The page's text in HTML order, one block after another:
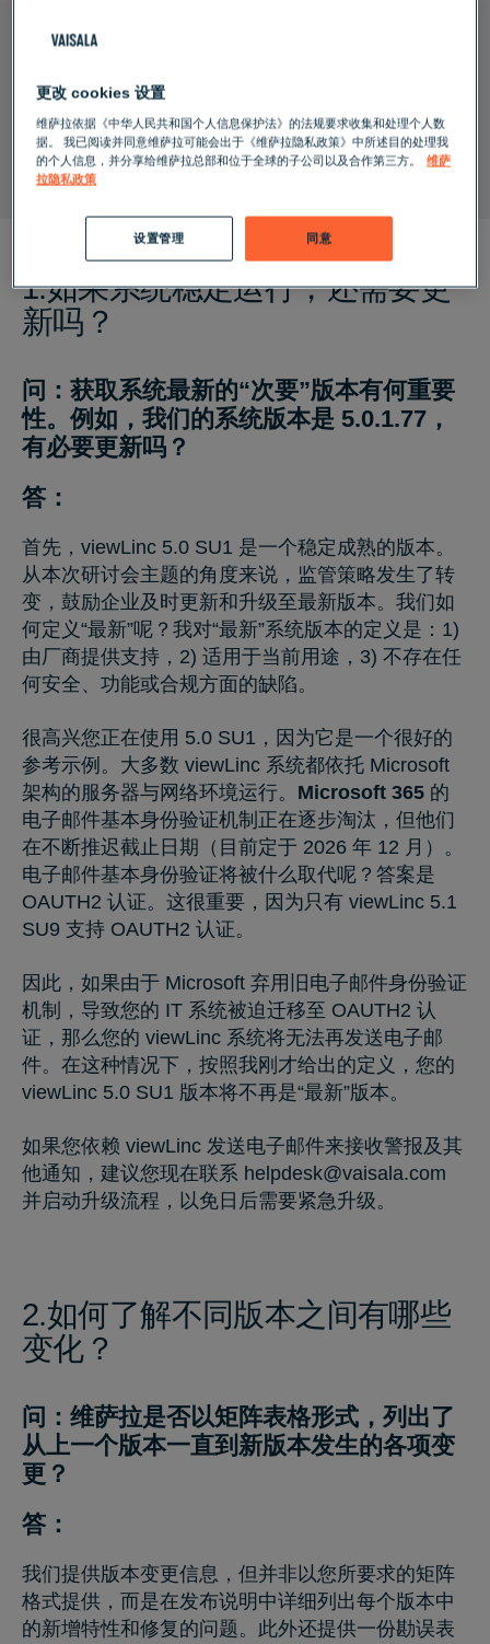
网络研讨会中，观众所提问题高度一致。
随着系统本身及其周围环境不断演变，如何确保系
统保持受控状态？
1.如果系统稳定运行，还需要更
新吗？
问：获取系统最新的“次要”版本有何重要
性。例如，我们的系统版本是 5.0.1.77，
有必要更新吗？
答：
首先，viewLinc 5.0 SU1 是一个稳定成熟的版本。
从本次研讨会主题的角度来说，监管策略发生了转
变，鼓励企业及时更新和升级至最新版本。我们如
何定义“最新”呢？我对“最新”系统版本的定义是：1)
由厂商提供支持，2) 适用于当前用途，3) 不存在任
何安全、功能或合规方面的缺陷。
很高兴您正在使用 5.0 SU1，因为它是一个很好的
参考示例。大多数 viewLinc 系统都依托 Microsoft
架构的服务器与网络环境运行。 Microsoft 365 的
电子邮件基本身份验证机制正在逐步淘汰，但他们
在不断推迟截止日期（目前定于 2026 年 12 月）。
电子邮件基本身份验证将被什么取代呢？答案是
OAUTH2 认证。这很重要，因为只有 viewLinc 5.1
SU9 支持 OAUTH2 认证。
因此，如果由于 Microsoft 弃用旧电子邮件身份验证
机制，导致您的 IT 系统被迫迁移至 OAUTH2 认
证，那么您的 viewLinc 系统将无法再发送电子邮
件。在这种情况下，按照我刚才给出的定义，您的
viewLinc 5.0 SU1 版本将不再是“最新”版本。
如果您依赖 viewLinc 发送电子邮件来接收警报及其
他通知，建议您现在联系 helpdesk@vaisala.com
并启动升级流程，以免日后需要紧急升级。
2.如何了解不同版本之间有哪些
变化？
问：维萨拉是否以矩阵表格形式，列出了
从上一个版本一直到新版本发生的各项变
更？
答：
我们提供版本变更信息，但并非以您所要求的矩阵
格式提供，而是在发布说明中详细列出每个版本中
的新增特性和修复的问题。此外还提供一份勘误表
更改 cookies 设置
维萨拉依据《中华人民共和国个人信息保护法》的法规要求收集和处理个人数
据。 我已阅读并同意维萨拉可能会出于《维萨拉隐私政策》中所述目的处理我
的个人信息，并分享给维萨拉总部和位于全球的子公司以及合作第三方。
维萨
拉隐私政策
同意
设置管理